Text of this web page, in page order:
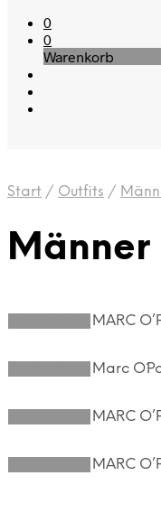
0
0
Warenkorb
Start / Outfits /
Männer
MARC
Marc
MARC
MARC